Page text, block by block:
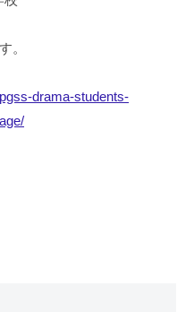
。
drama-students-